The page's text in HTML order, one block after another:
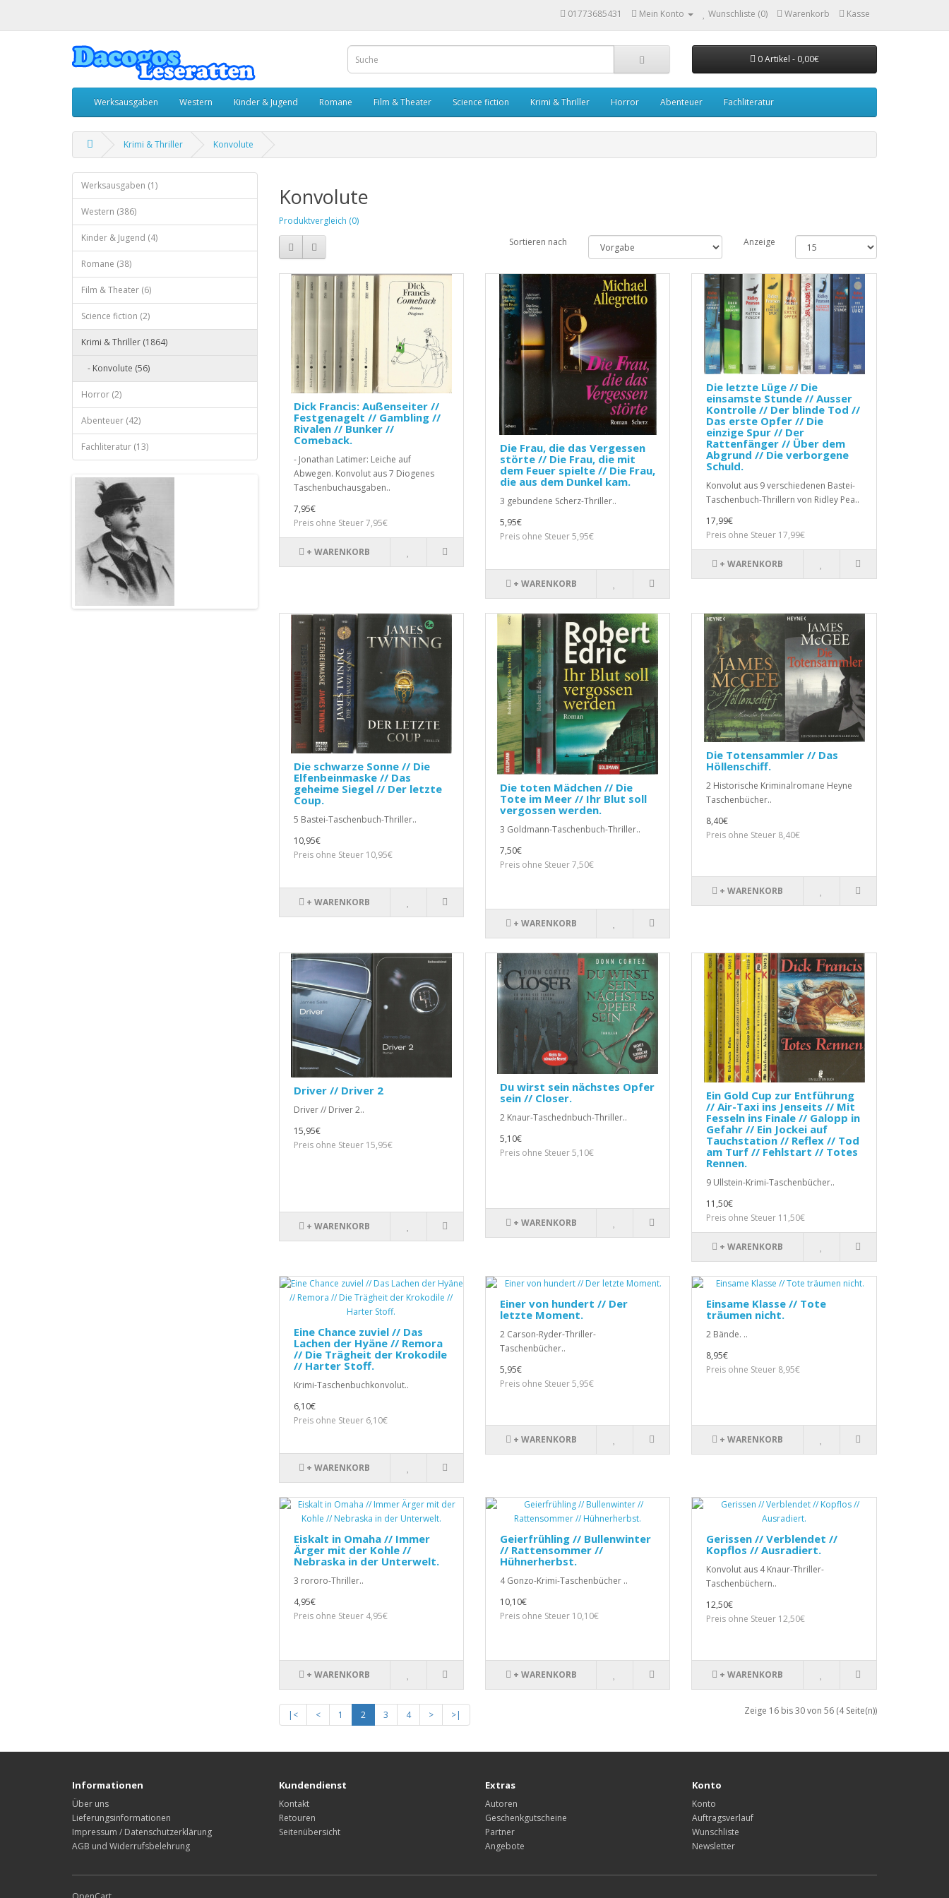
01773685431 Mein Konto Wunschliste (0) Warenkorb Kasse
0 Artikel - 0,00€
Werksausgaben Western Kinder & Jugend Romane Film & Theater Science fiction Krimi & Thriller Horror Abenteuer Fachliteratur
Krimi & Thriller Konvolute
Werksausgaben (1)
Western (386)
Kinder & Jugend (4)
Romane (38)
Film & Theater (6)
Science fiction (2)
Krimi & Thriller (1864)
- Konvolute (56)
Horror (2)
Abenteuer (42)
Fachliteratur (13)
Konvolute
Produktvergleich (0)
Sortieren nach
Anzeige
Dick Francis: Außenseiter //
Festgenagelt // Gambling //
Rivalen // Bunker //
Comeback.
- Jonathan Latimer: Leiche auf
Abwegen. Konvolut aus 7 Diogenes
Taschenbuchausgaben..
7,95€
Preis ohne Steuer 7,95€
+ WARENKORB
Die Frau, die das Vergessen
störte // Die Frau, die mit
dem Feuer spielte // Die Frau,
die aus dem Dunkel kam.
3 gebundene Scherz-Thriller..
5,95€
Preis ohne Steuer 5,95€
+ WARENKORB
Die letzte Lüge // Die
einsamste Stunde // Ausser
Kontrolle // Der blinde Tod //
Das erste Opfer // Die
einzige Spur // Der
Rattenfänger // Über dem
Abgrund // Die verborgene
Schuld.
Konvolut aus 9 verschiedenen Bastei-
Taschenbuch-Thrillern von Ridley Pea..
17,99€
Preis ohne Steuer 17,99€
+ WARENKORB
Die schwarze Sonne // Die
Elfenbeinmaske // Das
geheime Siegel // Der letzte
Coup.
5 Bastei-Taschenbuch-Thriller..
10,95€
Preis ohne Steuer 10,95€
+ WARENKORB
Die toten Mädchen // Die
Tote im Meer // Ihr Blut soll
vergossen werden.
3 Goldmann-Taschenbuch-Thriller..
7,50€
Preis ohne Steuer 7,50€
+ WARENKORB
Die Totensammler // Das
Höllenschiff.
2 Historische Kriminalromane Heyne
Taschenbücher..
8,40€
Preis ohne Steuer 8,40€
+ WARENKORB
Driver // Driver 2
Driver // Driver 2..
15,95€
Preis ohne Steuer 15,95€
+ WARENKORB
Du wirst sein nächstes Opfer
sein // Closer.
2 Knaur-Taschednbuch-Thriller..
5,10€
Preis ohne Steuer 5,10€
+ WARENKORB
Ein Gold Cup zur Entführung
// Air-Taxi ins Jenseits // Mit
Fesseln ins Finale // Galopp in
Gefahr // Ein Jockei auf
Tauchstation // Reflex // Tod
am Turf // Fehlstart // Totes
Rennen.
9 Ullstein-Krimi-Taschenbücher..
11,50€
Preis ohne Steuer 11,50€
+ WARENKORB
Eine Chance zuviel // Das
Lachen der Hyäne // Remora
// Die Trägheit der Krokodile
// Harter Stoff.
Krimi-Taschenbuchkonvolut..
6,10€
Preis ohne Steuer 6,10€
+ WARENKORB
Einer von hundert // Der
letzte Moment.
2 Carson-Ryder-Thriller-
Taschenbücher..
5,95€
Preis ohne Steuer 5,95€
+ WARENKORB
Einsame Klasse // Tote
träumen nicht.
2 Bände. ..
8,95€
Preis ohne Steuer 8,95€
+ WARENKORB
Eiskalt in Omaha // Immer
Ärger mit der Kohle //
Nebraska in der Unterwelt.
3 rororo-Thriller..
4,95€
Preis ohne Steuer 4,95€
+ WARENKORB
Geierfrühling // Bullenwinter
// Rattensommer //
Hühnerherbst.
4 Gonzo-Krimi-Taschenbücher ..
10,10€
Preis ohne Steuer 10,10€
+ WARENKORB
Gerissen // Verblendet //
Kopflos // Ausradiert.
Konvolut aus 4 Knaur-Thriller-
Taschenbüchern..
12,50€
Preis ohne Steuer 12,50€
+ WARENKORB
|< < 1 2 3 4 > >| Zeige 16 bis 30 von 56 (4 Seite(n))
Informationen
Über uns
Lieferungsinformationen
Impressum / Datenschutzerklärung
AGB und Widerrufsbelehrung
Kundendienst
Kontakt
Retouren
Seitenübersicht
Extras
Autoren
Geschenkgutscheine
Partner
Angebote
Konto
Konto
Auftragsverlauf
Wunschliste
Newsletter